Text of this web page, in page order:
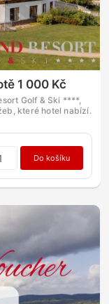
1 000 Kč
Golf & Ski ****,
které hotel nabízí.
Do košíku